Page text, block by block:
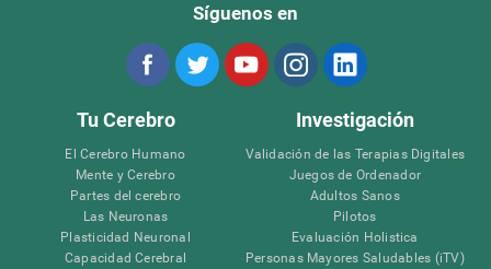
Síguenos en
Tu Cerebro
El Cerebro Humano
Mente y Cerebro
Partes del cerebro
Las Neuronas
Plasticidad Neuronal
Capacidad Cerebral
Investigación
Validación de las Terapias Digitales
Juegos de Ordenador
Adultos Sanos
Pilotos
Evaluación Holistica
Personas Mayores Saludables (iTV)